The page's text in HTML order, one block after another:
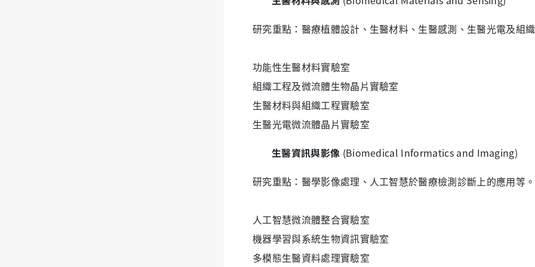
研究重點：醫療植體設計、生醫材料、生醫感測、生醫光電及組
功能性生醫材料實驗室
組織工程及微流體生物晶片實驗室
生醫材料與組織工程實驗室
生醫光電微流體晶片實驗室
生醫資訊與影像 (Biomedical Informatics and Imaging)
研究重點：醫學影像處理、人工智慧於醫療檢測診斷上的應用等。
人工智慧微流體整合實驗室
機器學習與系統生物資訊實驗室
多模態生醫資料處理實驗室